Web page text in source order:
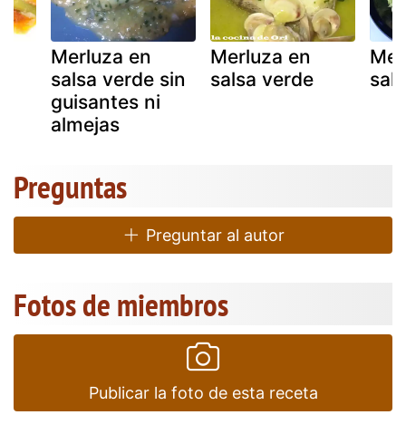
Merluza en
salsa verde sin
guisantes ni
almejas
Merluza en
salsa verde
Preguntas
Preguntar al autor
Fotos de miembros
Publicar la foto de esta receta